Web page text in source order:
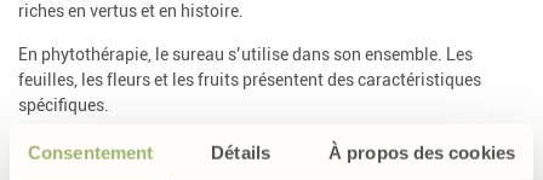
Consentement Détails À propos des cookies
riches en vertus et en histoire.
En phytothérapie, le sureau s’utilise dans son ensemble. Les
feuilles, les fleurs et les fruits présentent des caractéristiques
spécifiques.